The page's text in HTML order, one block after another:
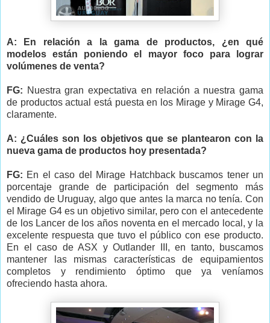
A: En relación a la gama de productos, ¿en qué
modelos están poniendo el mayor foco para lograr
volúmenes de venta?
FG: Nuestra gran expectativa en relación a nuestra gama
de productos actual está puesta en los Mirage y Mirage G4,
claramente.
A: ¿Cuáles son los objetivos que se plantearon con la
nueva gama de productos hoy presentada?
FG: En el caso del Mirage Hatchback buscamos tener un
porcentaje grande de participación del segmento más
vendido de Uruguay, algo que antes la marca no tenía. Con
el Mirage G4 es un objetivo similar, pero con el antecedente
de los Lancer de los años noventa en el mercado local, y la
excelente respuesta que tuvo el público con ese producto.
En el caso de ASX y Outlander III, en tanto, buscamos
mantener las mismas características de equipamientos
completos y rendimiento óptimo que ya veníamos
ofreciendo hasta ahora.